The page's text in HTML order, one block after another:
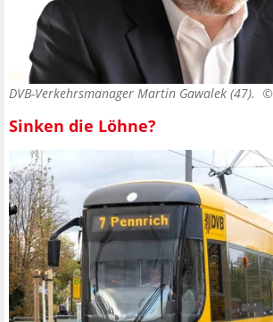
DVB-Verkehrsmanager Martin Gawalek (47). ©
Sinken die Löhne?